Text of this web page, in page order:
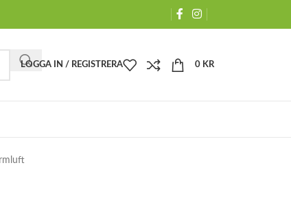
LOGGA IN / REGISTRERA 0 KR